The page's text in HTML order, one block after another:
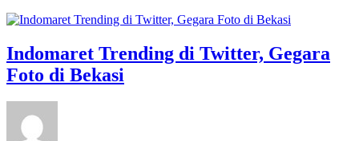
Indomaret Trending di Twitter, Gegara
Foto di Bekasi